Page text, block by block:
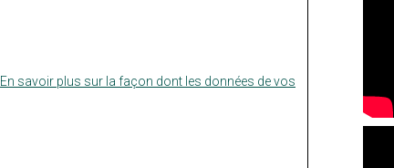
En savoir plus sur la façon dont les données de vos